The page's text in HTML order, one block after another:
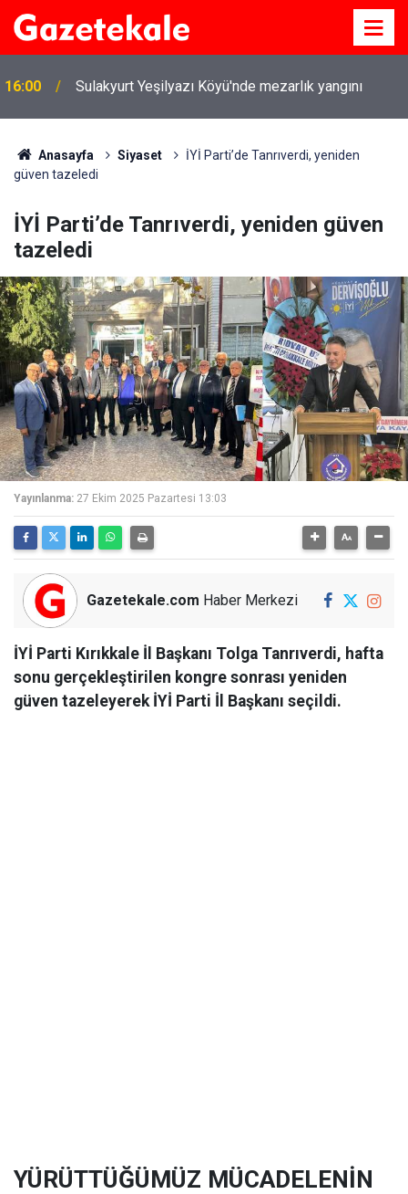
16:00 Sulakyurt Yeşilyazı Köyü'nde mezarlık yangını
Anasayfa Siyaset
İYİ Parti’de Tanrıverdi, yeniden
güven tazeledi
İYİ Parti’de Tanrıverdi, yeniden güven
tazeledi
Yayınlanma: 27 Ekim 2025 Pazartesi 13:03
Gazetekale.com Haber Merkezi
İYİ Parti Kırıkkale İl Başkanı Tolga Tanrıverdi, hafta
sonu gerçekleştirilen kongre sonrası yeniden
güven tazeleyerek İYİ Parti İl Başkanı seçildi.
YÜRÜTTÜĞÜMÜZ MÜCADELENİN